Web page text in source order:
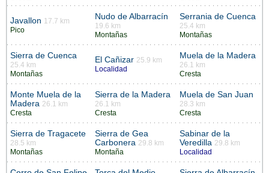
Javallon 17.7 km
Pico
Nudo de Albarracín
19.6 km
Montañas
Serrania de Cuenca
25.4 km
Montañas
Sierra de Cuenca
25.4 km
Montañas
El Cañizar 25.9 km
Localidad
Muela de la Madera
26.1 km
Cresta
Monte Muela de la
Madera 26.1 km
Cresta
Sierra de la Madera
26.1 km
Cresta
Muela de San Juan
28.3 km
Cresta
Sierra de Tragacete
28.5 km
Montañas
Sierra de Gea
Carbonera 29.8 km
Montaña
Sabinar de la
Veredilla 29.8 km
Localidad